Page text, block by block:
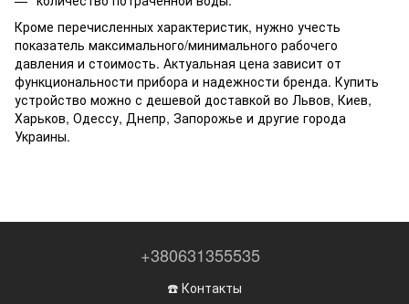
Кроме перечисленных характеристик, нужно учесть
показатель максимального/минимального рабочего
давления и стоимость. Актуальная цена зависит от
функциональности прибора и надежности бренда. Купить
устройство можно с дешевой доставкой во Львов, Киев,
Харьков, Одессу, Днепр, Запорожье и другие города
Украины.
+380631355535
☎️ Контакты